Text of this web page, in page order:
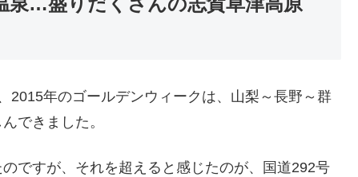
2015年のゴールデンウィークは、山梨～長野～群
できました。
ですが、それを超えると感じたのが、国道292号